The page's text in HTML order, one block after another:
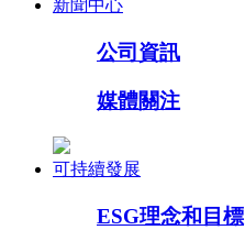
新聞中心
公司資訊
媒體關注
可持續發展
ESG理念和目標